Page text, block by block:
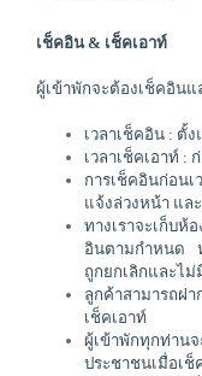
เช็คอิน & เช็คเอาท์
ผู้เข้าพักจะต้องเช็คอินแ
เวลาเช็คอิน : ตั้
เวลาเช็คเอาท์ :
การเช็คอินก่อนเ
แจ้งล่วงหน้า แล
ทางเราจะเก็บห้
อินตามกำหนด
ถูกยกเลิกและไ
ลูกค้าสามารถฝ
เช็คเอาท์
ผู้เข้าพักทุกท่าน
ประชาชนเมื่อเ